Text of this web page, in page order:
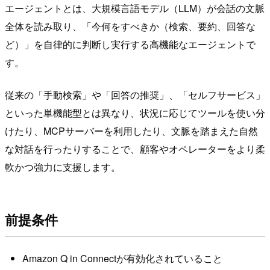
エージェントとは、大規模言語モデル（LLM）が会話の文脈
全体を読み取り、「今何をすべきか（検索、要約、回答な
ど）」を自律的に判断し実行する高機能なエージェントで
す。
従来の「手動検索」や「回答の推奨」、「セルフサービス」
といった単機能型とは異なり、状況に応じてツールを使い分
けたり、MCPサーバーを利用したり、文脈を踏まえた自然
な対話を行ったりすることで、顧客やオペレーターをより柔
軟かつ強力に支援します。
前提条件
Amazon Q in Connectが有効化されていること